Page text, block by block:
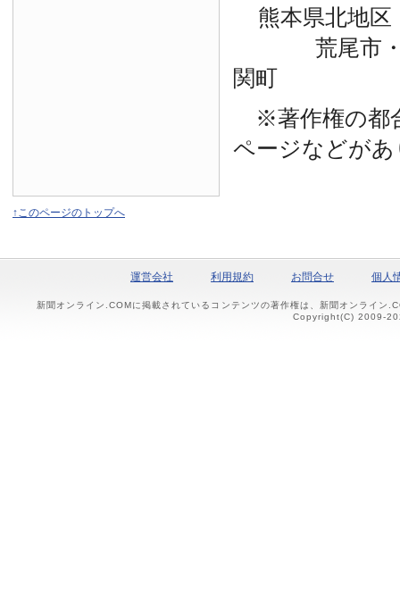
熊本県北地区
荒尾市・玉
関町
※著作権の都
ページなどが
↑このページのトップへ
運営会社 利用規約 お問合せ 個人
新聞オンライン.COMに掲載されているコンテンツの著作権は、新聞オンライン
Copyright(C) 2009-